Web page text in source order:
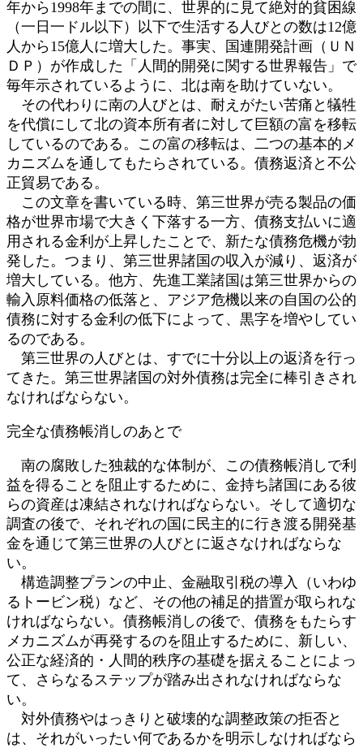
年から1998年までの間に、世界的に見て絶対的貧困線
（一日一ドル以下）以下で生活する人びとの数は12億
人から15億人に増大した。事実、国連開発計画（ＵＮ
ＤＰ）が作成した「人間的開発に関する世界報告」で
毎年示されているように、北は南を助けていない。
その代わりに南の人びとは、耐えがたい苦痛と犠牲
を代償にして北の資本所有者に対して巨額の富を移転
しているのである。この富の移転は、二つの基本的メ
カニズムを通してもたらされている。債務返済と不公
正貿易である。
この文章を書いている時、第三世界が売る製品の価
格が世界市場で大きく下落する一方、債務支払いに適
用される金利が上昇したことで、新たな債務危機が勃
発した。つまり、第三世界諸国の収入が減り、返済が
増大している。他方、先進工業諸国は第三世界からの
輸入原料価格の低落と、アジア危機以来の自国の公的
債務に対する金利の低下によって、黒字を増やしてい
るのである。
第三世界の人びとは、すでに十分以上の返済を行っ
てきた。第三世界諸国の対外債務は完全に棒引きされ
なければならない。
完全な債務帳消しのあとで
南の腐敗した独裁的な体制が、この債務帳消しで利
益を得ることを阻止するために、金持ち諸国にある彼
らの資産は凍結されなければならない。そして適切な
調査の後で、それぞれの国に民主的に行き渡る開発基
金を通じて第三世界の人びとに返さなければならな
い。
構造調整プランの中止、金融取引税の導入（いわゆ
るトービン税）など、その他の補足的措置が取られな
ければならない。債務帳消しの後で、債務をもたらす
メカニズムが再発するのを阻止するために、新しい、
公正な経済的・人間的秩序の基礎を据えることによっ
て、さらなるステップが踏み出されなければならな
い。
対外債務やはっきりと破壊的な調整政策の拒否と
は、それがいったい何であるかを明示しなければなら